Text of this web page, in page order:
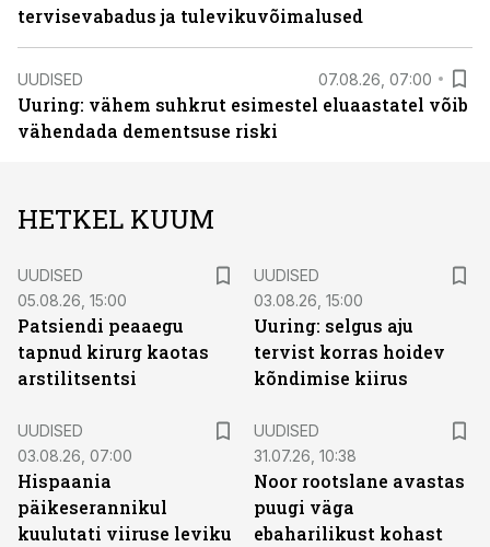
tervisevabadus ja tulevikuvõimalused
UUDISED 07.08.26, 07:00
Uuring: vähem suhkrut esimestel eluaastatel võib
vähendada dementsuse riski
HETKEL KUUM
UUDISED
05.08.26, 15:00
Patsiendi peaaegu
tapnud kirurg kaotas
arstilitsentsi
UUDISED
03.08.26, 15:00
Uuring: selgus aju
tervist korras hoidev
kõndimise kiirus
UUDISED
03.08.26, 07:00
Hispaania
päikeserannikul
kuulutati viiruse leviku
UUDISED
31.07.26, 10:38
Noor rootslane avastas
puugi väga
ebaharilikust kohast